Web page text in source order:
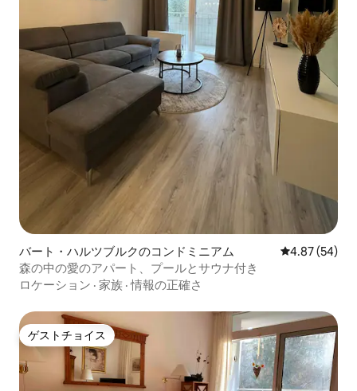
バート・ハルツブルクのコンドミニアム レビュー54
4.87 (54)
森の中の愛のアパート、プールとサウナ付き
ロケーション · 家族 ·情報の正確さ
ゲストチョイス
ゲストチョイス